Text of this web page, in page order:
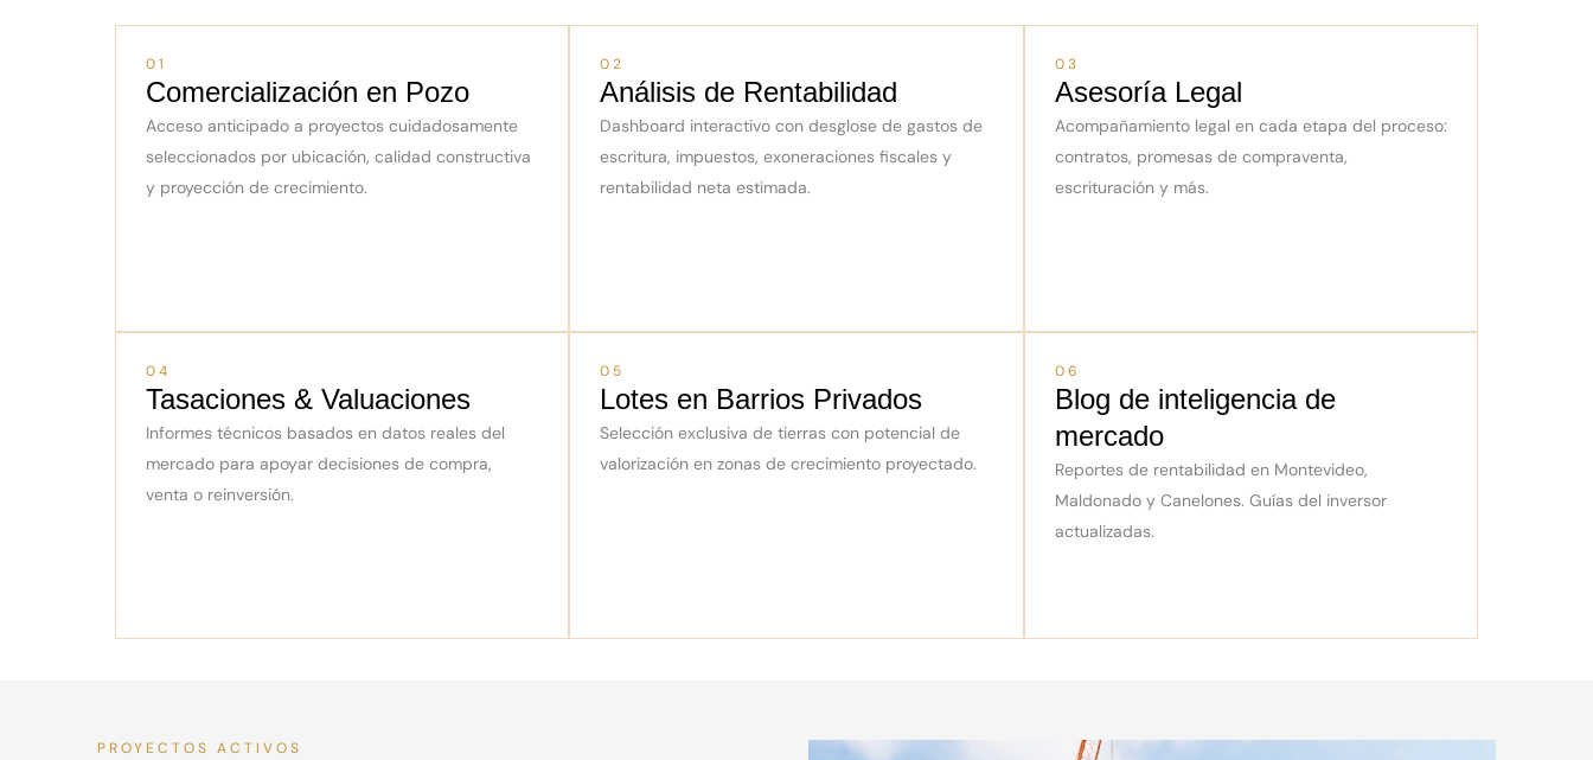
01
Comercialización en Pozo
Acceso anticipado a proyectos cuidadosamente
seleccionados por ubicación, calidad constructiva
y proyección de crecimiento.
02
Análisis de Rentabilidad
Dashboard interactivo con desglose de gastos de
escritura, impuestos, exoneraciones fiscales y
rentabilidad neta estimada.
03
Asesoría Legal
Acompañamiento legal en cada etapa del proceso:
contratos, promesas de compraventa,
escrituración y más.
04
Tasaciones & Valuaciones
Informes técnicos basados en datos reales del
mercado para apoyar decisiones de compra,
venta o reinversión.
05
Lotes en Barrios Privados
Selección exclusiva de tierras con potencial de
valorización en zonas de crecimiento proyectado.
06
Blog de inteligencia de
mercado
Reportes de rentabilidad en Montevideo,
Maldonado y Canelones. Guías del inversor
actualizadas.
PROYECTOS ACTIVOS